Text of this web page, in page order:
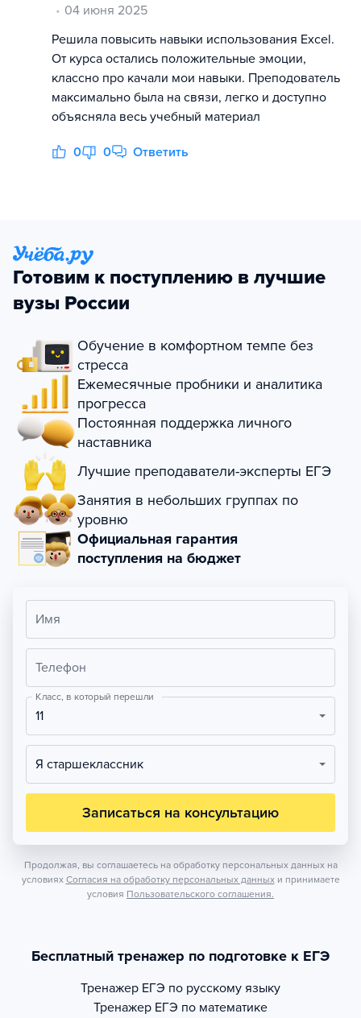
04 июня 2025
Решила повысить навыки использования Excel.
От курса остались положительные эмоции,
классно про качали мои навыки. Преподователь
максимально была на связи, легко и доступно
объясняла весь учебный материал
0 0 Ответить
Готовим к поступлению в лучшие
вузы России
Обучение в комфортном темпе без
стресса
Ежемесячные пробники и аналитика
прогресса
Постоянная поддержка личного
наставника
Лучшие преподаватели-эксперты ЕГЭ
Занятия в небольших группах по
уровню
Официальная гарантия
поступления на бюджет
Имя
Телефон
Класс, в который перешли
11
Я старшеклассник
Записаться на консультацию
Продолжая, вы соглашаетесь на обработку персональных данных на
условиях Согласия на обработку персональных данных и принимаете
условия Пользовательского соглашения.
Бесплатный тренажер по подготовке к ЕГЭ
Тренажер ЕГЭ по русскому языку
Тренажер ЕГЭ по математике